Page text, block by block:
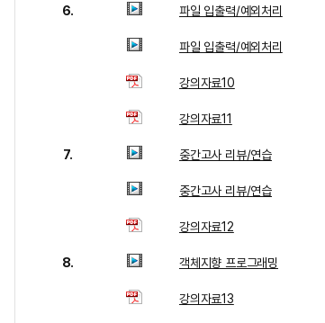
6. 파일 입출력/예외처리
파일 입출력/예외처리
강의자료10
강의자료11
7. 중간고사 리뷰/연습
중간고사 리뷰/연습
강의자료12
8. 객체지향 프로그래밍
강의자료13